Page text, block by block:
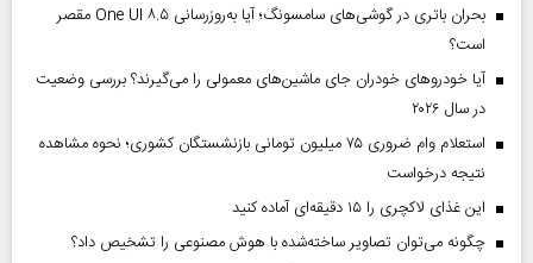
بحران باتری در گوشی‌های سامسونگ؛ آیا به‌روزرسانی One UI ۸.۵ مقصر
است؟
آیا خودروهای خودران جای ماشین‌های معمولی را می‌گیرند؟ بررسی وضعیت
در سال ۲۰۲۶
استعلام وام ضروری ۷۵ میلیون تومانی بازنشستگان کشوری؛ نحوه مشاهده
نتیجه درخواست
این غذای لاکچری را ۱۵ دقیقه‌ای آماده کنید
چگونه می‌توان تصاویر ساخته‌شده با هوش مصنوعی را تشخیص داد؟